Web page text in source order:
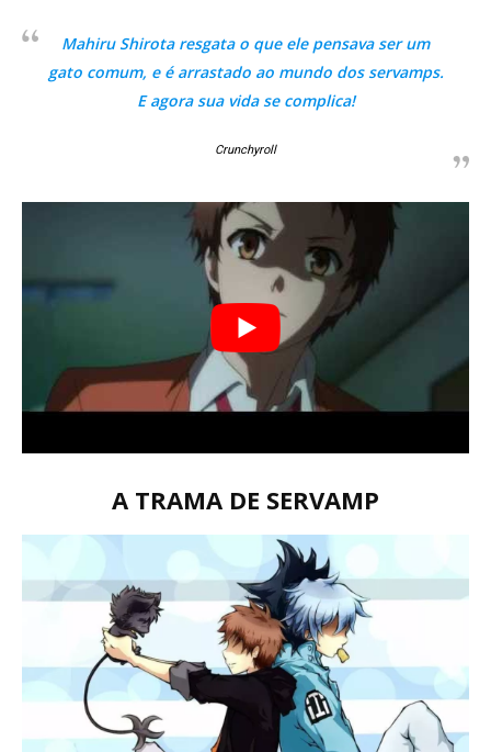
Mahiru Shirota resgata o que ele pensava ser um
gato comum, e é arrastado ao mundo dos servamps.
E agora sua vida se complica!
Crunchyroll
A TRAMA DE SERVAMP